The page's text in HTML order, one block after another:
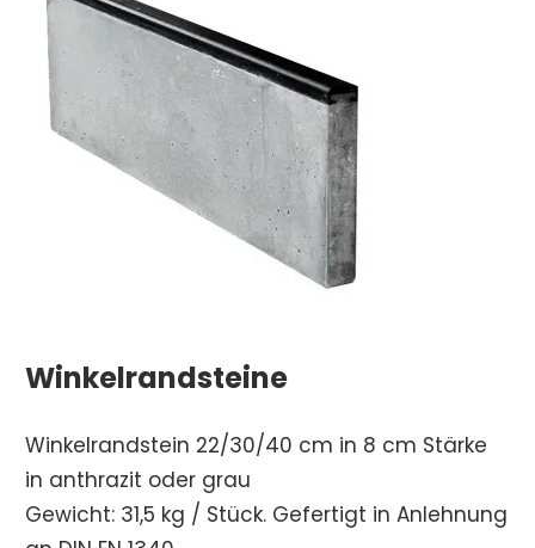
Winkelrandsteine
Winkelrandstein 22/30/40 cm in 8 cm Stärke
in anthrazit oder grau
Gewicht: 31,5 kg / Stück. Gefertigt in Anlehnung